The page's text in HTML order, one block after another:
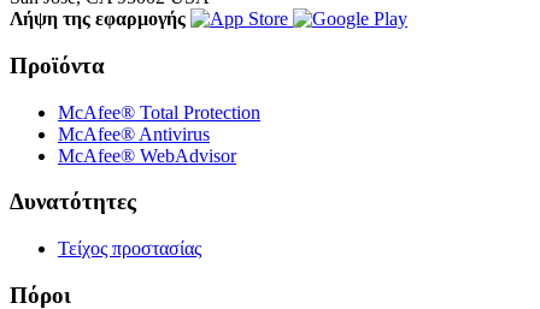
Λήψη της εφαρμογής
Προϊόντα
McAfee® Total Protection
McAfee® Antivirus
McAfee® WebAdvisor
Δυνατότητες
Τείχος προστασίας
Πόροι